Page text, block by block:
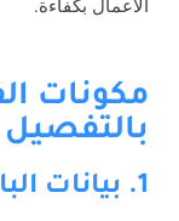
الأعمال بكفاءة.
مكونات
بالتفصيل
1. بيانات البائع